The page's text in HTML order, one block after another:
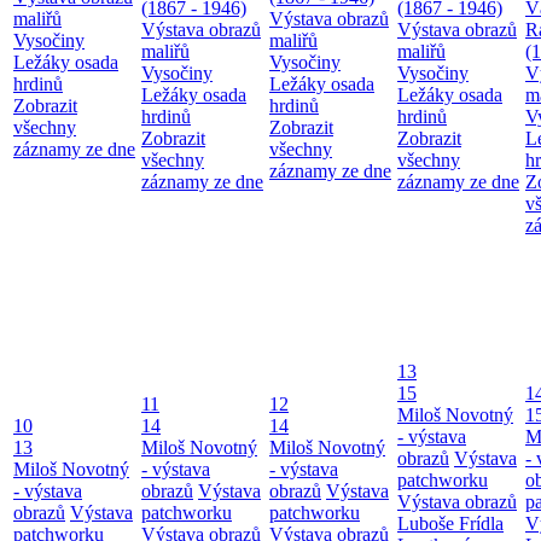
maliřů
Vysočiny
Ležáky osada
hrdinů
Zobrazit
všechny
záznamy ze dne
(1867 - 1946)
Výstava obrazů
maliřů
Vysočiny
Ležáky osada
hrdinů
Zobrazit
všechny
záznamy ze dne
Výstava obrazů
maliřů
Vysočiny
Ležáky osada
hrdinů
Zobrazit
všechny
záznamy ze dne
(1867 - 1946)
Výstava obrazů
maliřů
Vysočiny
Ležáky osada
hrdinů
Zobrazit
všechny
záznamy ze dne
10
13
Miloš Novotný
- výstava
obrazů Výstava
patchworku
11
14
Miloš Novotný
- výstava
obrazů Výstava
patchworku
Výstava obrazů
12
14
Miloš Novotný
- výstava
obrazů Výstava
patchworku
Výstava obrazů
13
15
Miloš Novotný
- výstava
obrazů Výstava
patchworku
Výstava obrazů
Luboše Frídla
-